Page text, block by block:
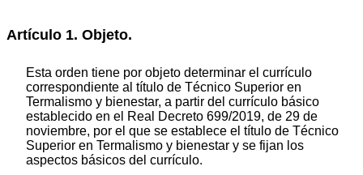
Artículo 1. Objeto.
Esta orden tiene por objeto determinar el currículo
correspondiente al título de Técnico Superior en
Termalismo y bienestar, a partir del currículo básico
establecido en el Real Decreto 699/2019, de 29 de
noviembre, por el que se establece el título de Técnico
Superior en Termalismo y bienestar y se fijan los
aspectos básicos del currículo.